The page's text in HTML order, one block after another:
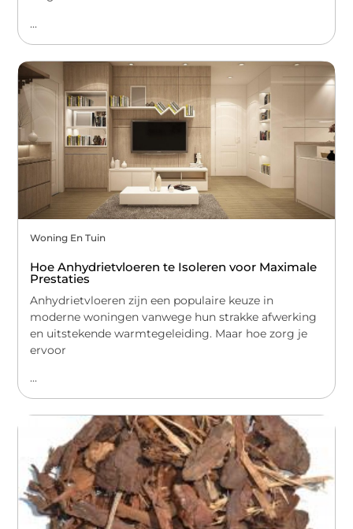
...
Woning En Tuin
Hoe Anhydrietvloeren te Isoleren voor Maximale
Prestaties
Anhydrietvloeren zijn een populaire keuze in
moderne woningen vanwege hun strakke afwerking
en uitstekende warmtegeleiding. Maar hoe zorg je
ervoor
...